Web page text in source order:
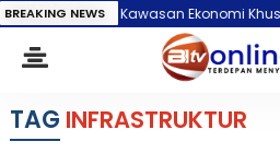
BREAKING NEWS
Jadi Kawasan Ekonomi Khusus
TAG INFRASTRUKTUR